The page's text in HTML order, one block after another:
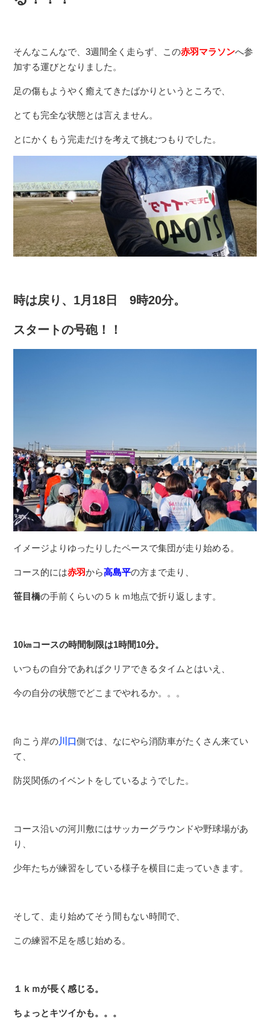
そんなこんなで、3週間全く走らず、この赤羽マラソンへ参
加する運びとなりました。
足の傷もようやく癒えてきたばかりというところで、
とても完全な状態とは言えません。
とにかくもう完走だけを考えて挑むつもりでした。
時は戻り、1月18日 9時20分。
スタートの号砲！！
イメージよりゆったりしたペースで集団が走り始める。
コース的には赤羽から高島平の方まで走り、
笹目橋の手前くらいの５ｋｍ地点で折り返します。
10㎞コースの時間制限は1時間10分。
いつもの自分であればクリアできるタイムとはいえ、
今の自分の状態でどこまでやれるか。。。
向こう岸の川口側では、なにやら消防車がたくさん来てい
て、
防災関係のイベントをしているようでした。
コース沿いの河川敷にはサッカーグラウンドや野球場があ
り、
少年たちが練習をしている様子を横目に走っていきます。
そして、走り始めてそう間もない時間で、
この練習不足を感じ始める。
１ｋｍが長く感じる。
ちょっとキツイかも。。。